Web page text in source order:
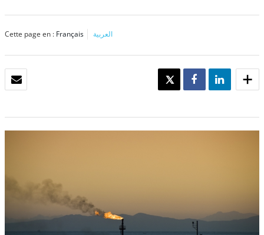
Cette page en : Français العربية
TWEET SHARE SHARE